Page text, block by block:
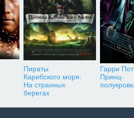
Пираты
Карибского моря:
На странных
берегах
Гарри
Принц-